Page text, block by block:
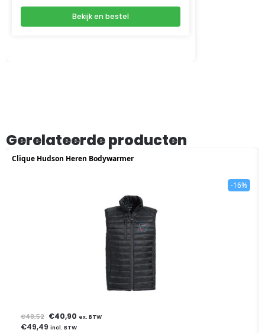
Bekijk en bestel
Gerelateerde producten
Clique Hudson Heren Bodywarmer
-16%
€48,52 €40,90 ex. BTW
€49,49 incl. BTW